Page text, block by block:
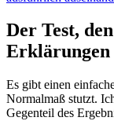
Der Test,
Erklärungen
Es gibt einen
Normalmaß stutzt.
Gegenteil des